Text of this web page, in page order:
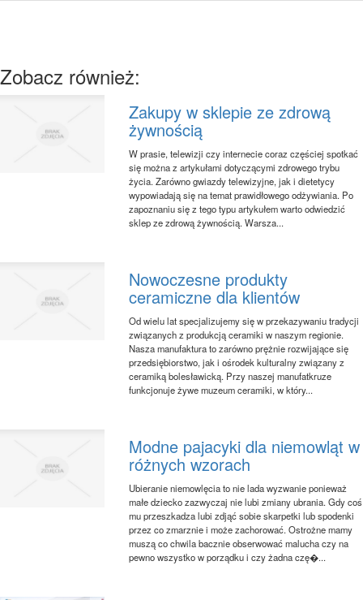
Zobacz również:
Zakupy w sklepie ze zdrową
żywnością
W prasie, telewizji czy internecie coraz częściej spotkać
się można z artykułami dotyczącymi zdrowego trybu
życia. Zarówno gwiazdy telewizyjne, jak i dietetycy
wypowiadają się na temat prawidłowego odżywiania. Po
zapoznaniu się z tego typu artykułem warto odwiedzić
sklep ze zdrową żywnością. Warsza...
Nowoczesne produkty
ceramiczne dla klientów
Od wielu lat specjalizujemy się w przekazywaniu tradycji
związanych z produkcją ceramiki w naszym regionie.
Nasza manufaktura to zarówno prężnie rozwijające się
przedsiębiorstwo, jak i ośrodek kulturalny związany z
ceramiką bolesławicką. Przy naszej manufatkruze
funkcjonuje żywe muzeum ceramiki, w który...
Modne pajacyki dla niemowląt w
różnych wzorach
Ubieranie niemowlęcia to nie lada wyzwanie ponieważ
małe dziecko zazwyczaj nie lubi zmiany ubrania. Gdy coś
mu przeszkadza lubi zdjąć sobie skarpetki lub spodenki
przez co zmarznie i może zachorować. Ostrożne mamy
muszą co chwila bacznie obserwować malucha czy na
pewno wszystko w porządku i czy żadna czę�...